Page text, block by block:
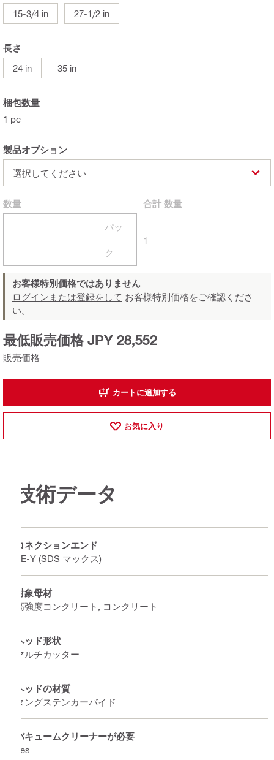
15-3/4 in
27-1/2 in
長さ
24 in
35 in
梱包数量
1 pc
製品オプション
選択してください
数量
パッ
ク
合計 数量
1
お客様特別価格ではありません
ログインまたは登録をして お客様特別価格をご確認くださ
い。
販売価格
最低販売価格 JPY 28,552
カートに追加する
お気に入り
技術データ
コネクションエンド
TE-Y (SDS マックス)
対象母材
高強度コンクリート, コンクリート
ヘッド形状
マルチカッター
ヘッドの材質
タングステンカーバイド
バキュームクリーナーが必要
Yes